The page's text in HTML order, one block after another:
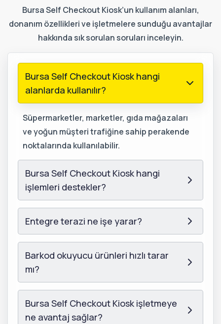
Bursa Self Checkout Kiosk’un kullanım alanları,
donanım özellikleri ve işletmelere sunduğu avantajlar
hakkında sık sorulan soruları inceleyin.
Bursa Self Checkout Kiosk hangi
alanlarda kullanılır?
Süpermarketler, marketler, gıda mağazaları
ve yoğun müşteri trafiğine sahip perakende
noktalarında kullanılabilir.
Bursa Self Checkout Kiosk hangi
işlemleri destekler?
Entegre terazi ne işe yarar?
Barkod okuyucu ürünleri hızlı tarar
mı?
Bursa Self Checkout Kiosk işletmeye
ne avantaj sağlar?